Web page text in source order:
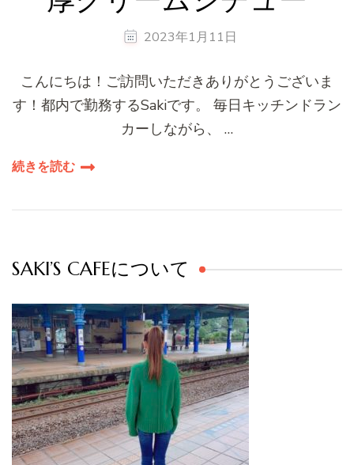
2023年1月11日
こんにちは！ご訪問いただきありがとうございま
す！都内で勤務するSakiです。 毎日キッチンドラン
カーしながら、 …
続きを読む
SAKI’S CAFEについて